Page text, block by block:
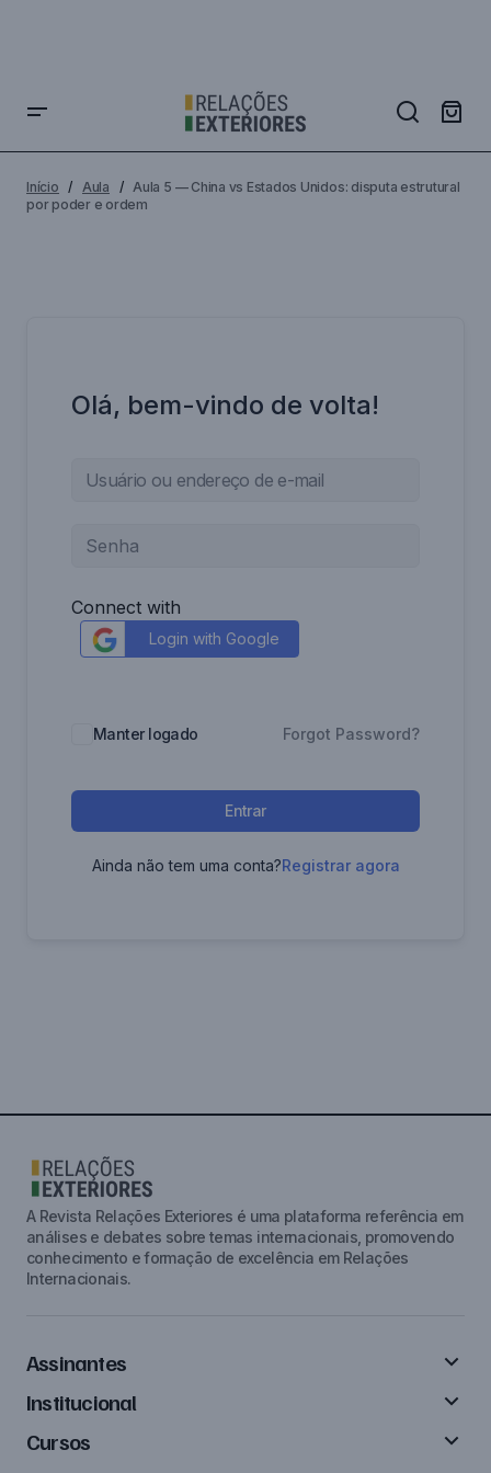
Início Aula
Aula 5 — China vs Estados Unidos: disputa estrutural
por poder e ordem
Olá, bem-vindo de volta!
Connect with
Login with Google
Manter logado Forgot Password?
Entrar
Ainda não tem uma conta?Registrar agora
A Revista Relações Exteriores é uma plataforma referência em
análises e debates sobre temas internacionais, promovendo
conhecimento e formação de excelência em Relações
Internacionais.
Assinantes
Institucional
Cursos